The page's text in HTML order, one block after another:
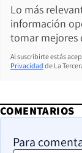
Lo más
información
tomar mejores
Al suscribirte estás
Privacidad de La
COMENTARIOS
Para